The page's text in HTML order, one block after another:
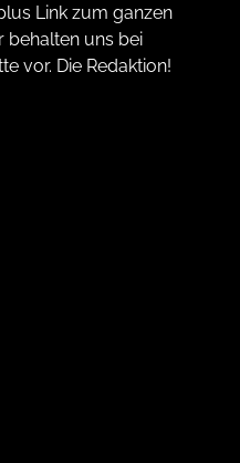
Link zum ganzen
behalten uns bei
vor. Die Redaktion!